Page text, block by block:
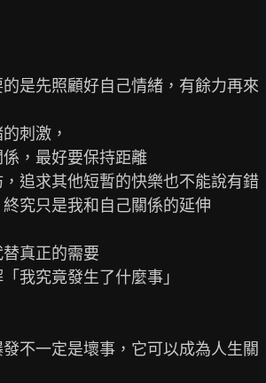
是先照顧好自己情緒，有餘力再來
刺激，
，最好要保持距離
追求其他短暫的快樂也不能說有錯
究只是我和自己關係的延伸
真正的需要
我究竟發生了什麼事」
不一定是壞事，它可以成為人生關